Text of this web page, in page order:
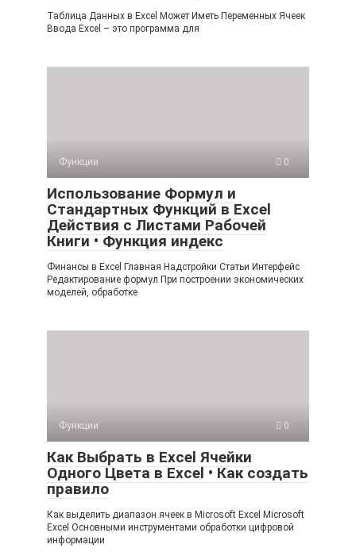
Таблица Данных в Excel Может Иметь Переменных Ячеек
Ввода Excel – это программа для
Функции 0
Использование Формул и
Стандартных Функций в Excel
Действия с Листами Рабочей
Книги • Функция индекс
Финансы в Excel Главная Надстройки Статьи Интерфейс
Редактирование формул При построении экономических
моделей, обработке
Функции 0
Как Выбрать в Excel Ячейки
Одного Цвета в Excel • Как создать
правило
Как выделить диапазон ячеек в Microsoft Excel Microsoft
Excel Основными инструментами обработки цифровой
информации